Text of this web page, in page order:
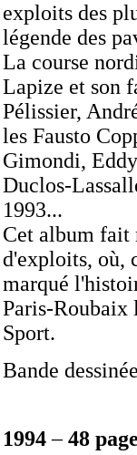
exploits des
légende des
La course
Lapize et son
Pélissier,
les Fausto
Gimondi,
Duclos-
1993...
Cet album fait
d'exploits, où,
marqué
Paris-Roubaix
Sport.
Bande
1994–48